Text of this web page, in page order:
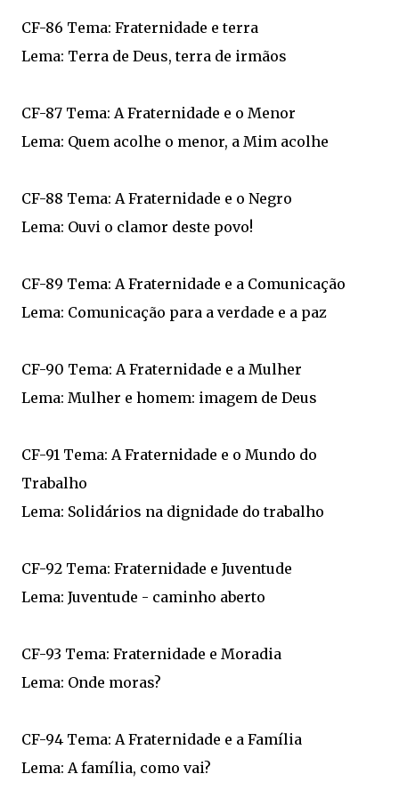
CF-86 Tema: Fraternidade e terra
Lema: Terra de Deus, terra de irmãos
CF-87 Tema: A Fraternidade e o Menor
Lema: Quem acolhe o menor, a Mim acolhe
CF-88 Tema: A Fraternidade e o Negro
Lema: Ouvi o clamor deste povo!
CF-89 Tema: A Fraternidade e a Comunicação
Lema: Comunicação para a verdade e a paz
CF-90 Tema: A Fraternidade e a Mulher
Lema: Mulher e homem: imagem de Deus
CF-91 Tema: A Fraternidade e o Mundo do
Trabalho
Lema: Solidários na dignidade do trabalho
CF-92 Tema: Fraternidade e Juventude
Lema: Juventude - caminho aberto
CF-93 Tema: Fraternidade e Moradia
Lema: Onde moras?
CF-94 Tema: A Fraternidade e a Família
Lema: A família, como vai?